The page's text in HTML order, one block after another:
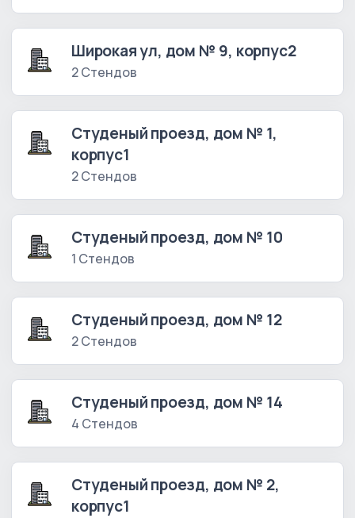
Широкая ул, дом № 9, корпус2
2 Стендов
Студеный проезд, дом № 1,
корпус1
2 Стендов
Студеный проезд, дом № 10
1 Стендов
Студеный проезд, дом № 12
2 Стендов
Студеный проезд, дом № 14
4 Стендов
Студеный проезд, дом № 2,
корпус1